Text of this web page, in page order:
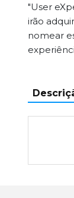
"User
irão
nomear